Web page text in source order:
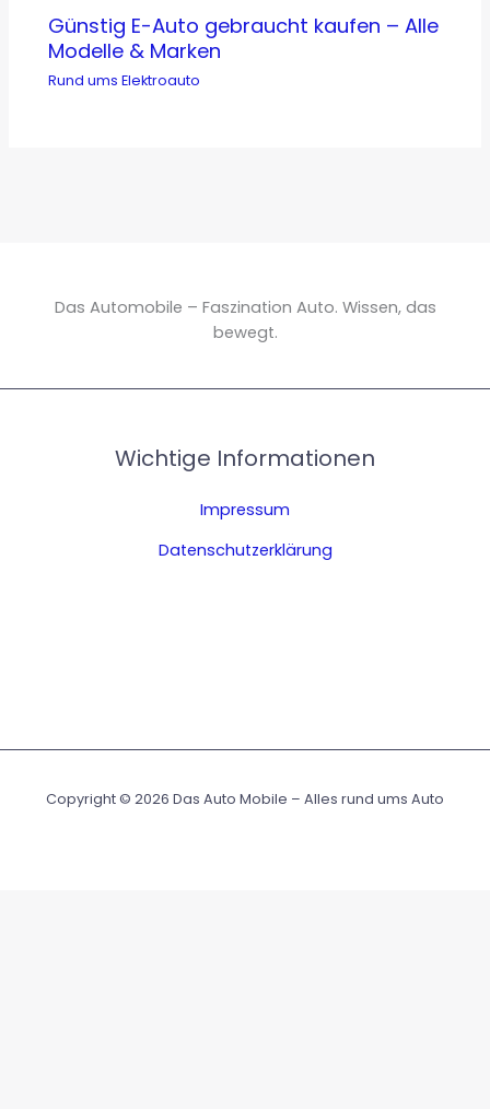
Günstig E-Auto gebraucht kaufen – Alle
Modelle & Marken
Rund ums Elektroauto
Das Automobile – Faszination Auto. Wissen, das
bewegt.
Wichtige Informationen
Impressum
Datenschutzerklärung
Copyright © 2026 Das Auto Mobile – Alles rund ums Auto